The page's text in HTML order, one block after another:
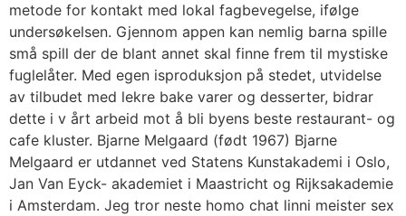
metode for kontakt med lokal fagbevegelse, ifølge
undersøkelsen. Gjennom appen kan nemlig barna spille
små spill der de blant annet skal finne frem til mystiske
fuglelåter. Med egen isproduksjon på stedet, utvidelse
av tilbudet med lekre bake varer og desserter, bidrar
dette i v årt arbeid mot å bli byens beste restaurant- og
cafe kluster. Bjarne Melgaard (født 1967) Bjarne
Melgaard er utdannet ved Statens Kunstakademi i Oslo,
Jan Van Eyck- akademiet i Maastricht og Rijksakademie
i Amsterdam. Jeg tror neste homo chat linni meister sex